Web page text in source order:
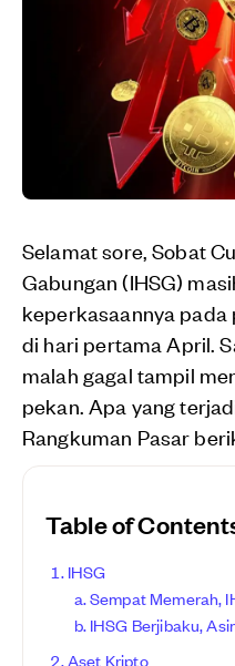
Selamat sore, Sobat
Gabungan (IHSG)
keperkasaannya
di hari pertama April.
malah gagal tampil
pekan. Apa yang
Rangkuman Pasar
Table of
IHSG
Sempat Memerah,
IHSG Berjibaku,
Aset Kripto